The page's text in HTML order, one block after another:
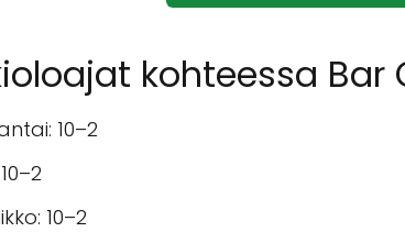
kohteessa
10–2
10–2